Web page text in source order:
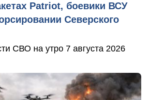
Patriot, боевики ВСУ
Северского
СВО на утро 7 августа 2026